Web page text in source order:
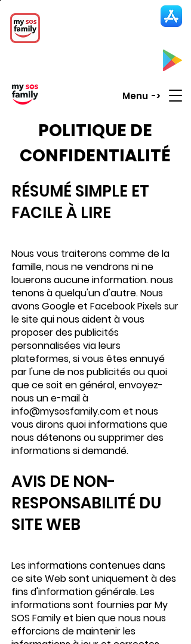
Menu ->
POLITIQUE DE
CONFIDENTIALITÉ
RÉSUMÉ SIMPLE ET
FACILE À LIRE
Nous vous traiterons comme de la
famille, nous ne vendrons ni ne
louerons aucune information. nous
tenons à quelqu'un d'autre. Nous
avons Google et Facebook Pixels sur
le site qui nous aident à vous
proposer des publicités
personnalisées via leurs
plateformes, si vous êtes ennuyé
par l'une de nos publicités ou quoi
que ce soit en général, envoyez-
nous un e-mail à
info@mysosfamily.comet nous
vous dirons quoi informations que
nous détenons ou supprimer des
informations si demandé.
AVIS DE NON-
RESPONSABILITÉ DU
SITE WEB
Les informations contenues dans
ce site Web sont uniquement à des
fins d'information générale. Les
informations sont fournies par My
SOS Family et bien que nous nous
efforcions de maintenir les